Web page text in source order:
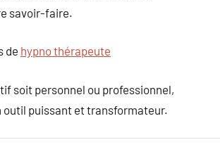
savoir-faire.
de hypno thérapeute
soit personnel ou professionnel,
outil puissant et transformateur.